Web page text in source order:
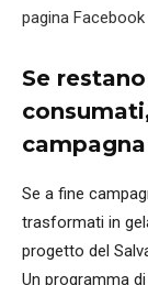
pagina
Se
campagna
Se a fine
trasformati in
progetto del
Un programma di